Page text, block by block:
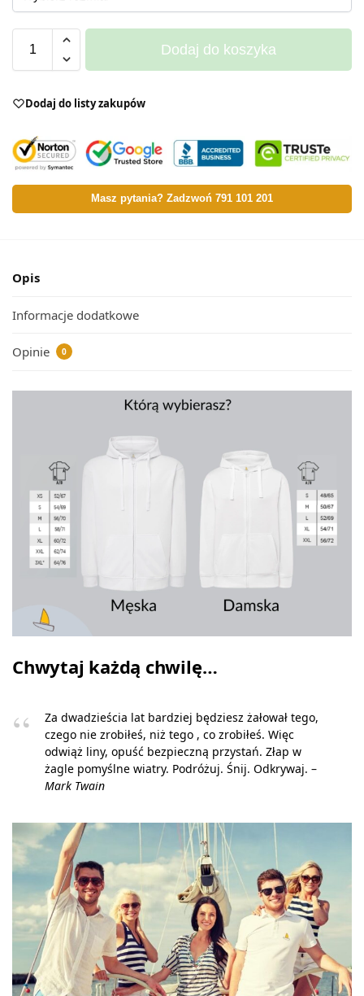
Dodaj do koszyka
Dodaj do listy zakupów
Masz pytania? Zadzwoń 791 101 201
Opis
Informacje dodatkowe
Opinie 0
Chwytaj każdą chwilę…
Za dwadzieścia lat bardziej będziesz żałował tego,
czego nie zrobiłeś, niż tego , co zrobiłeś. Więc
odwiąż liny, opuść bezpieczną przystań. Złap w
żagle pomyślne wiatry. Podróżuj. Śnij. Odkrywaj. –
Mark Twain